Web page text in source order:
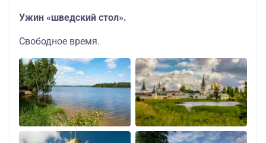
Ужин «шведский стол».
Свободное время.